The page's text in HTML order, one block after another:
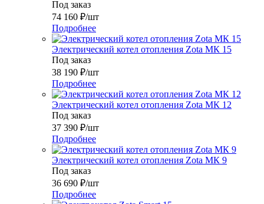
Под заказ
74 160 ₽/шт
Подробнее
Электрический котел отопления Zota МК 15
Под заказ
38 190 ₽/шт
Подробнее
Электрический котел отопления Zota МК 12
Под заказ
37 390 ₽/шт
Подробнее
Электрический котел отопления Zota МК 9
Под заказ
36 690 ₽/шт
Подробнее